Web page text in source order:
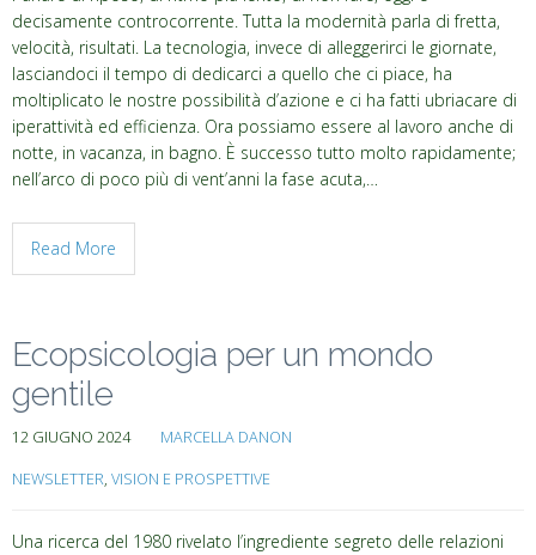
decisamente controcorrente. Tutta la modernità parla di fretta,
velocità, risultati. La tecnologia, invece di alleggerirci le giornate,
lasciandoci il tempo di dedicarci a quello che ci piace, ha
moltiplicato le nostre possibilità d’azione e ci ha fatti ubriacare di
iperattività ed efficienza. Ora possiamo essere al lavoro anche di
notte, in vacanza, in bagno. È successo tutto molto rapidamente;
nell’arco di poco più di vent’anni la fase acuta,…
Read More
Ecopsicologia per un mondo
gentile
12 GIUGNO 2024 MARCELLA DANON
NEWSLETTER, VISION E PROSPETTIVE
Una ricerca del 1980 rivelato l’ingrediente segreto delle relazioni